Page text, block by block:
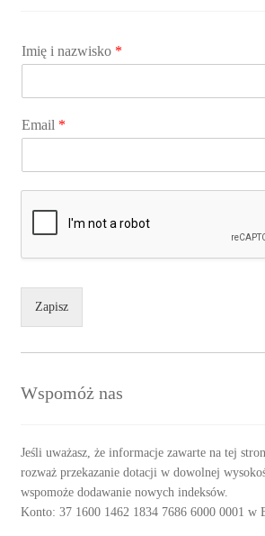
Imię i nazwisko *
Email *
Zapisz
Wspomóż nas
Jeśli uważasz, że informacje zawarte na tej
rozważ przekazanie dotacji w dowolnej
wspomoże dodawanie nowych indeksów.
Konto: 37 1600 1462 1834 7686 6000 0001 w